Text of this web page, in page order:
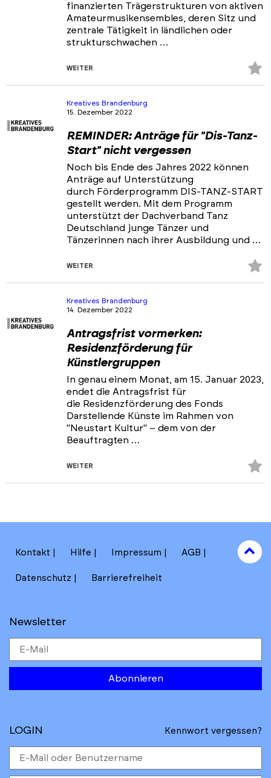
finanzierten Trägerstrukturen von aktiven
Amateurmusikensembles, deren Sitz und
zentrale Tätigkeit in ländlichen oder
strukturschwachen …
WEITER
Kreatives Brandenburg
15. Dezember 2022
REMINDER: Anträge für "Dis-Tanz-
Start" nicht vergessen
Noch bis Ende des Jahres 2022 können
Anträge auf Unterstützung
durch Förderprogramm DIS-TANZ-START
gestellt werden. Mit dem Programm
unterstützt der Dachverband Tanz
Deutschland junge Tänzer und
Tänzerinnen nach ihrer Ausbildung und …
WEITER
Kreatives Brandenburg
14. Dezember 2022
Antragsfrist vormerken:
Residenzförderung für
Künstlergruppen
In genau einem Monat, am 15. Januar 2023,
endet die Antragsfrist für
die Residenzförderung des Fonds
Darstellende Künste im Rahmen von
"Neustart Kultur" – dem von der
Beauftragten …
WEITER
Kontakt Hilfe Impressum AGB
Datenschutz Barrierefreiheit
Newsletter
Abonnieren
to
top
LOGIN Kennwort vergessen?